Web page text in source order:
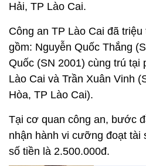
Hải, TP Lào Cai.
Công an TP Lào Cai đã
gồm: Nguyễn Quốc Thắng
Quốc (SN 2001) cùng trú tại
Lào Cai và Trần Xuân Vinh
Hòa, TP Lào Cai).
Tại cơ quan công an, bước
nhận hành vi cưỡng đoạt tài
số tiền là 2.500.000đ.